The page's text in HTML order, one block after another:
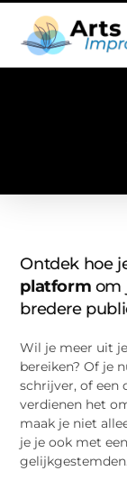
Ontdek hoe
platform om
bredere
Wil je meer uit
bereiken? Of je
schrijver, of een
verdienen het
maak je niet
je je ook met
gelijkgestemden.